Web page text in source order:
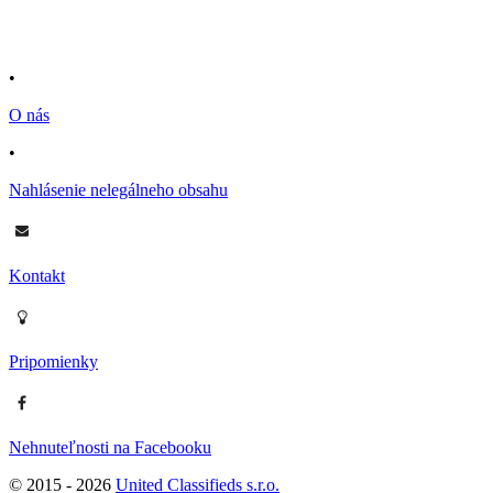
•
O nás
•
Nahlásenie nelegálneho obsahu
Kontakt
Pripomienky
Nehnuteľnosti na Facebooku
© 2015 - 2026 United Classifieds s.r.o.